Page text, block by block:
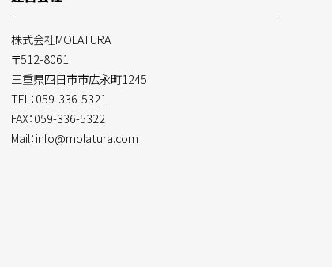
株式会社MOLATURA
〒512-8061
三重県四日市市広永町1245
TEL：059-336-5321
FAX：059-336-5322
Mail：info@molatura.com